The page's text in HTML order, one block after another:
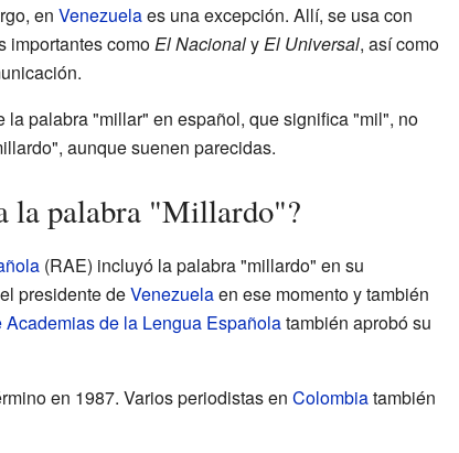
en Venezuelaes una excepción. Allí, se usa con
importantes comoEl NacionalyEl Universal, así como
la palabra "millar" en español, que significa "mil", no
aunque suenen parecidas.
la palabra "Millardo"?
(RAE) incluyó la palabra "millardo" en su
presidente deVenezuelaen ese momento y también
de la Lengua Españolatambién aprobó su
en 1987. Varios periodistas en Colombiatambién